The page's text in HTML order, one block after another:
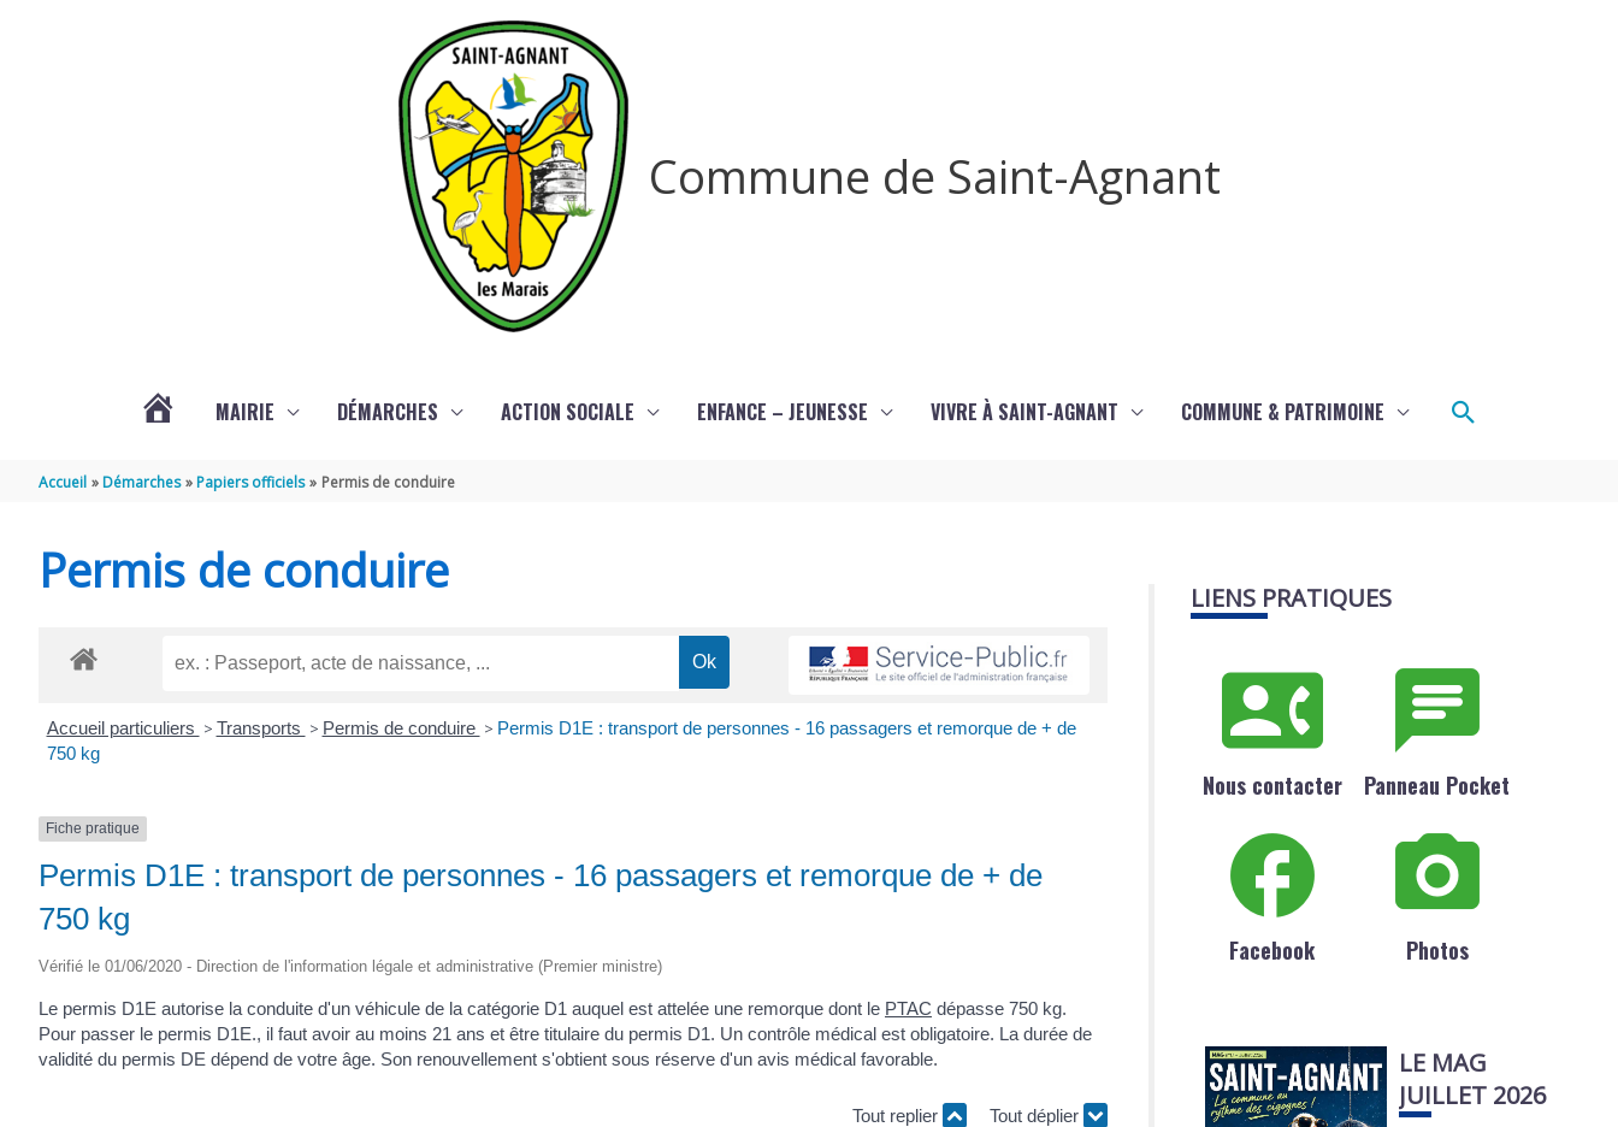
Commune de Saint-Agnant
MAIRIE DÉMARCHES ACTION SOCIALE ENFANCE – JEUNESSE VIVRE À SAINT-AGNANT COMMUNE & PATRIMOINE Rechercher
Accueil Démarches Papiers officiels Permis de conduire
Permis de conduire
Accueil particuliers > Transports > Permis de conduire > Permis D1E : transport de personnes - 16 passagers et remorque de + de
750 kg
Fiche pratique
Permis D1E : transport de personnes - 16 passagers et remorque de + de
750 kg
Vérifié le 01/06/2020 - Direction de l'information légale et administrative (Premier ministre)
Le permis D1E autorise la conduite d'un véhicule de la catégorie D1 auquel est attelée une remorque dont le PTAC dépasse 750 kg.
Pour passer le permis D1E., il faut avoir au moins 21 ans et être titulaire du permis D1. Un contrôle médical est obligatoire. La durée de
validité du permis DE dépend de votre âge. Son renouvellement s'obtient sous réserve d'un avis médical favorable.
Tout replier Tout déplier
LIENS PRATIQUES
Nous contacter Panneau Pocket
Facebook Photos
LE MAG
JUILLET 2026